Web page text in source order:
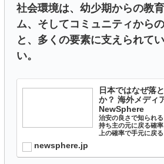
社会環境は、幼少期からの教
ム、そしてコミュニティから
と、多くの要素に支えられて
い。
日本ではなぜ落
か？ 海外メディ
NewSphere
治安の良さで知られ
持ち主の元に戻る確
上の確率で手元に戻
に東京管内では証明...
newsphere.jp